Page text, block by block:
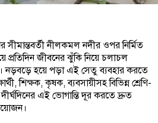
নীলকমল নদীর ওপর নির্মিত
প্রতিদিন জীবনের ঝুঁকি নিয়ে চলাচল
নড়বড়ে হয়ে পড়া এই সেতু ব্যবহার করতে
শিক্ষক, কৃষক, ব্যবসায়ীসহ বিভিন্ন শ্রেণি-
দীর্ঘদিনের এই ভোগান্তি দূর করতে দ্রুত